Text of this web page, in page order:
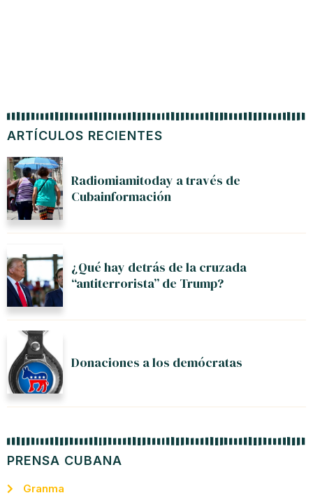
ARTÍCULOS RECIENTES
Radiomiamitoday a través de
Cubainformación
¿Qué hay detrás de la cruzada
“antiterrorista” de Trump?
Donaciones a los demócratas
PRENSA CUBANA
Granma